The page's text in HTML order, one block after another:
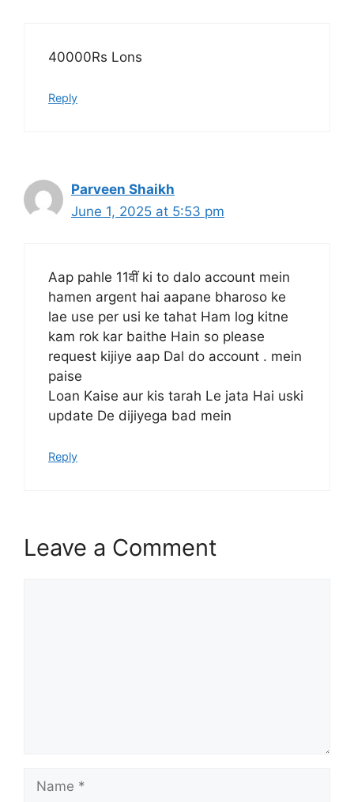
40000Rs Lons
Reply
Parveen Shaikh
June 1, 2025 at 5:53 pm
Aap pahle 11वीं ki to dalo account mein
hamen argent hai aapane bharoso ke
lae use per usi ke tahat Ham log kitne
kam rok kar baithe Hain so please
request kijiye aap Dal do account . mein
paise
Loan Kaise aur kis tarah Le jata Hai uski
update De dijiyega bad mein
Reply
Leave a Comment
Name